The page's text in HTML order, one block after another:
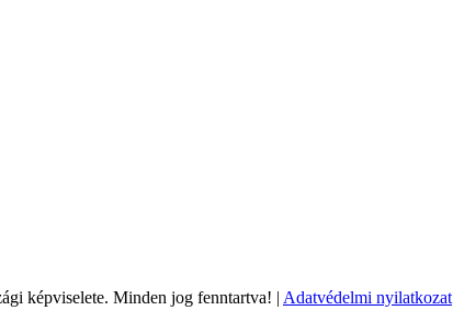
képviselete. Minden jog fenntartva! | Adatvédelmi nyilatkozat